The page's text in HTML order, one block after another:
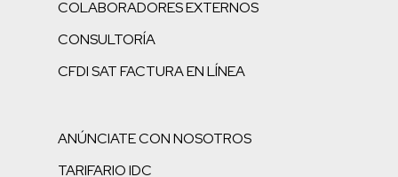
COLABORADORES EXTERNOS
CONSULTORÍA
CFDI SAT FACTURA EN LÍNEA
ANÚNCIATE CON NOSOTROS
TARIFARIO IDC